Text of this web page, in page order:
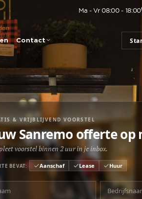
Ma - Vr 08:00 - 18:00
Contact
& VRIJBLIJVEND VOORSTEL
Sanremo offerte op
voorstel binnen 2 uur in je inbox.
BEVAT: Aanschaf Lease Huur